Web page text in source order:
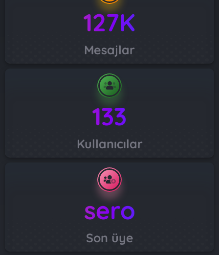
127K
Mesajlar
133
Kullanıcılar
sero
Son üye